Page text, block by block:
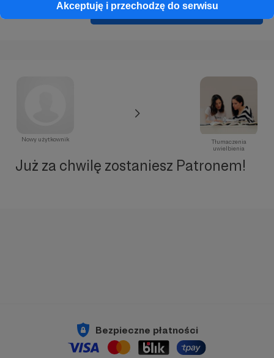
Akceptuję i przechodzę do serwisu
Cofnij Zarejestruj się i przejdź dalej
Nowy użytkownik
Tłumaczenia
uwielbienia
Już za chwilę zostaniesz Patronem!
Bezpieczne płatności